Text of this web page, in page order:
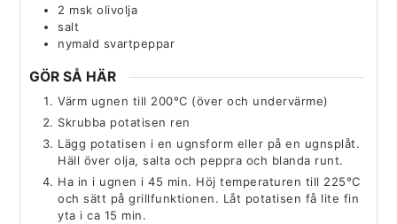
2 msk olivolja
salt
nymald svartpeppar
GÖR SÅ HÄR
Värm ugnen till 200°C (över och undervärme)
Skrubba potatisen ren
Lägg potatisen i en ugnsform eller på en ugnsplåt.
Häll över olja, salta och peppra och blanda runt.
Ha in i ugnen i 45 min. Höj temperaturen till 225°C
och sätt på grillfunktionen. Låt potatisen få lite fin
yta i ca 15 min.